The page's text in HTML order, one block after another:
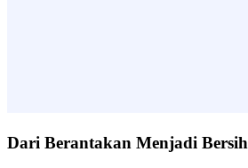
Dari Berantakan Menjadi Bersih